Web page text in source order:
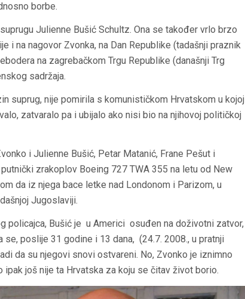
borbe.
Julienne Bušić Schultz. Ona se također vrlo brzo
i na nagovor Zvonka, na Dan Republike (tadašnji praznik
na zagrebačkom Trgu Republike (današnji Trg
sadržaja.
suprug, nije pomirila s komunističkom Hrvatskom u kojoj
zatvaralo pa i ubijalo ako nisi bio na njihovoj političkoj
i Julienne Bušić, Petar Matanić, Frane Pešut i
zrakoplov Boeing 727 TWA 355 na letu od New
da iz njega bace letke nad Londonom i Parizom, u
Jugoslaviji.
policajca, Bušić je u Americi osuđen na doživotni zatvor,
se, poslije 31 godine i 13 dana, (24.7. 2008., u pratnji
da su njegovi snovi ostvareni. No, Zvonko je iznimno
još nije ta Hrvatska za koju se čitav život borio.